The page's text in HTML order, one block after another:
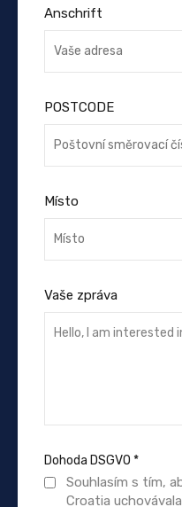
Anschrift
POSTCODE
Místo
Vaše zpráva
Dohoda DSGVO *
Souhlasím s tím,
Croatia